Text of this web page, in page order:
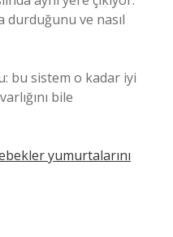
durduğunu ve nasıl
bu sistem o kadar iyi
bile
yumurtalarını